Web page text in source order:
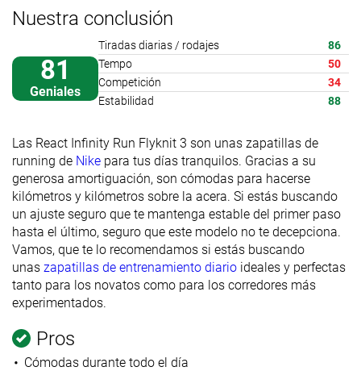
Nuestra conclusión
81
Geniales
Tiradas diarias / rodajes
86
Tempo
50
Competición
34
Estabilidad
88
Las React Infinity Run Flyknit 3 son unas zapatillas de
running de Nike para tus días tranquilos. Gracias a su
generosa amortiguación, son cómodas para hacerse
kilómetros y kilómetros sobre la acera. Si estás buscando
un ajuste seguro que te mantenga estable del primer paso
hasta el último, seguro que este modelo no te decepciona.
Vamos, que te lo recomendamos si estás buscando
unas zapatillas de entrenamiento diario ideales y perfectas
tanto para los novatos como para los corredores más
experimentados.
Pros
Cómodas durante todo el día